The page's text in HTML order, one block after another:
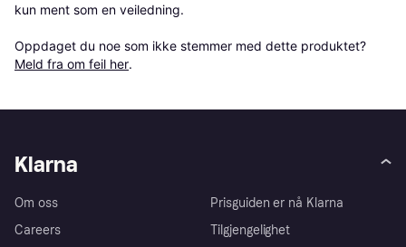
kun ment som en veiledning.
Oppdaget du noe som ikke stemmer med dette produktet?
Meld fra om feil her.
Klarna
Om oss
Careers
Prisguiden er nå Klarna
Tilgjengelighet